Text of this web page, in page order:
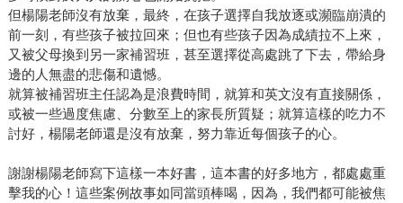
但楊陽老師沒有放棄，最終，在孩子選擇自我放逐或瀕臨崩潰的
前一刻，有些孩子被拉回來；但也有些孩子因為成績拉不上來，
又被父母換到另一家補習班，甚至選擇從高處跳了下去，帶給身
邊的人無盡的悲傷和遺憾。
就算被補習班主任認為是浪費時間，就算和英文沒有直接關係，
或被一些過度焦慮、分數至上的家長所質疑；就算這樣的吃力不
討好，楊陽老師還是沒有放棄，努力靠近每個孩子的心。
謝謝楊陽老師寫下這樣一本好書，這本書的好多地方，都處處重
擊我的心！這些案例故事如同當頭棒喝，因為，我們都可能被焦